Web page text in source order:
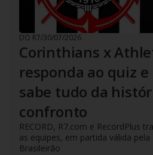
DO R7/30/07/2026
Corinthians x
responda ao quiz
sabe tudo da
confronto
RECORD, R7.com e RecordPlus
as equipes, em partida válida pela
Brasileirão